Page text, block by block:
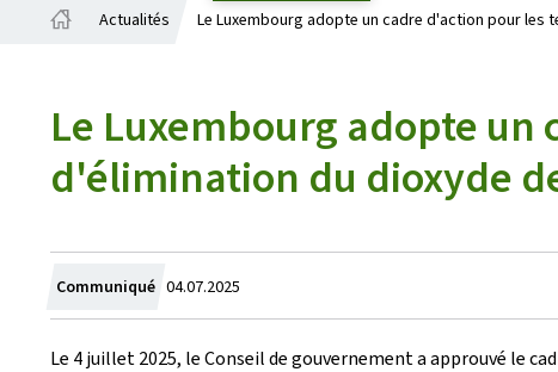
Actualités Le Luxembourg adopte un cadre d'action pour
Le Luxembourg adopte
d'élimination du dioxyde
Communiqué Crée
le
04.07.2025
Le 4 juillet 2025, le Conseil de gouvernement a approuvé le